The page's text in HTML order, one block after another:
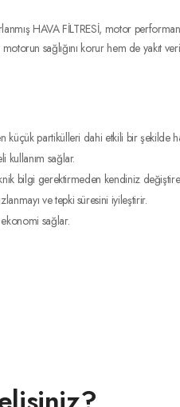
HAVA FİLTRESİ, motor
sağlığını korur hem de yakıt
küçük partikülleri dahi etkili bir şekilde
kullanım sağlar.
bilgi gerektirmeden kendiniz
ve tepki süresini iyileştirir.
sağlar.